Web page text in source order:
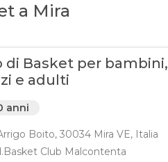
a Mira
di Basket per bambini,
e adulti
anni
Boito, 30034 Mira VE, Italia
Club Malcontenta